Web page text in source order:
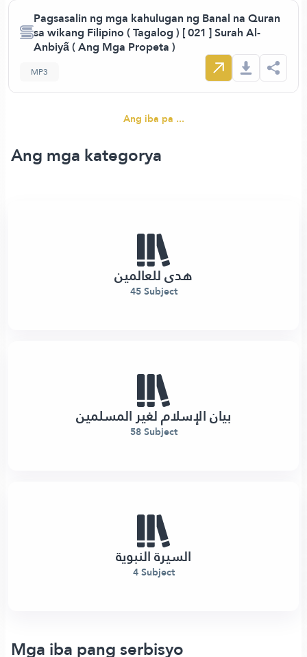
Pagsasalin ng mga kahulugan ng Banal na Quran
sa wikang Filipino ( Tagalog ) [ 021 ] Surah Al-
Anbiyấ ( Ang Mga Propeta )
MP3
Ang iba pa ...
Ang mga kategorya
هدى للعالمين
45 Subject
بيان الإسلام لغير المسلمين
58 Subject
السيرة النبوية
4 Subject
Mga iba pang serbisyo